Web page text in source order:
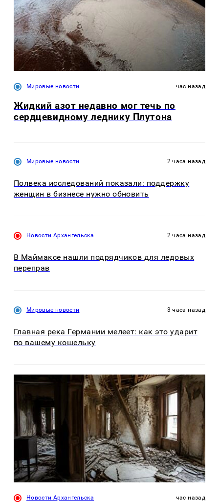
Мировые новости час назад
Жидкий азот недавно мог течь по
сердцевидному леднику Плутона
Мировые новости 2 часа назад
Полвека исследований показали: поддержку
женщин в бизнесе нужно обновить
Новости Архангельска 2 часа назад
В Маймаксе нашли подрядчиков для ледовых
переправ
Мировые новости 3 часа назад
Главная река Германии мелеет: как это ударит
по вашему кошельку
Новости Архангельска час назад